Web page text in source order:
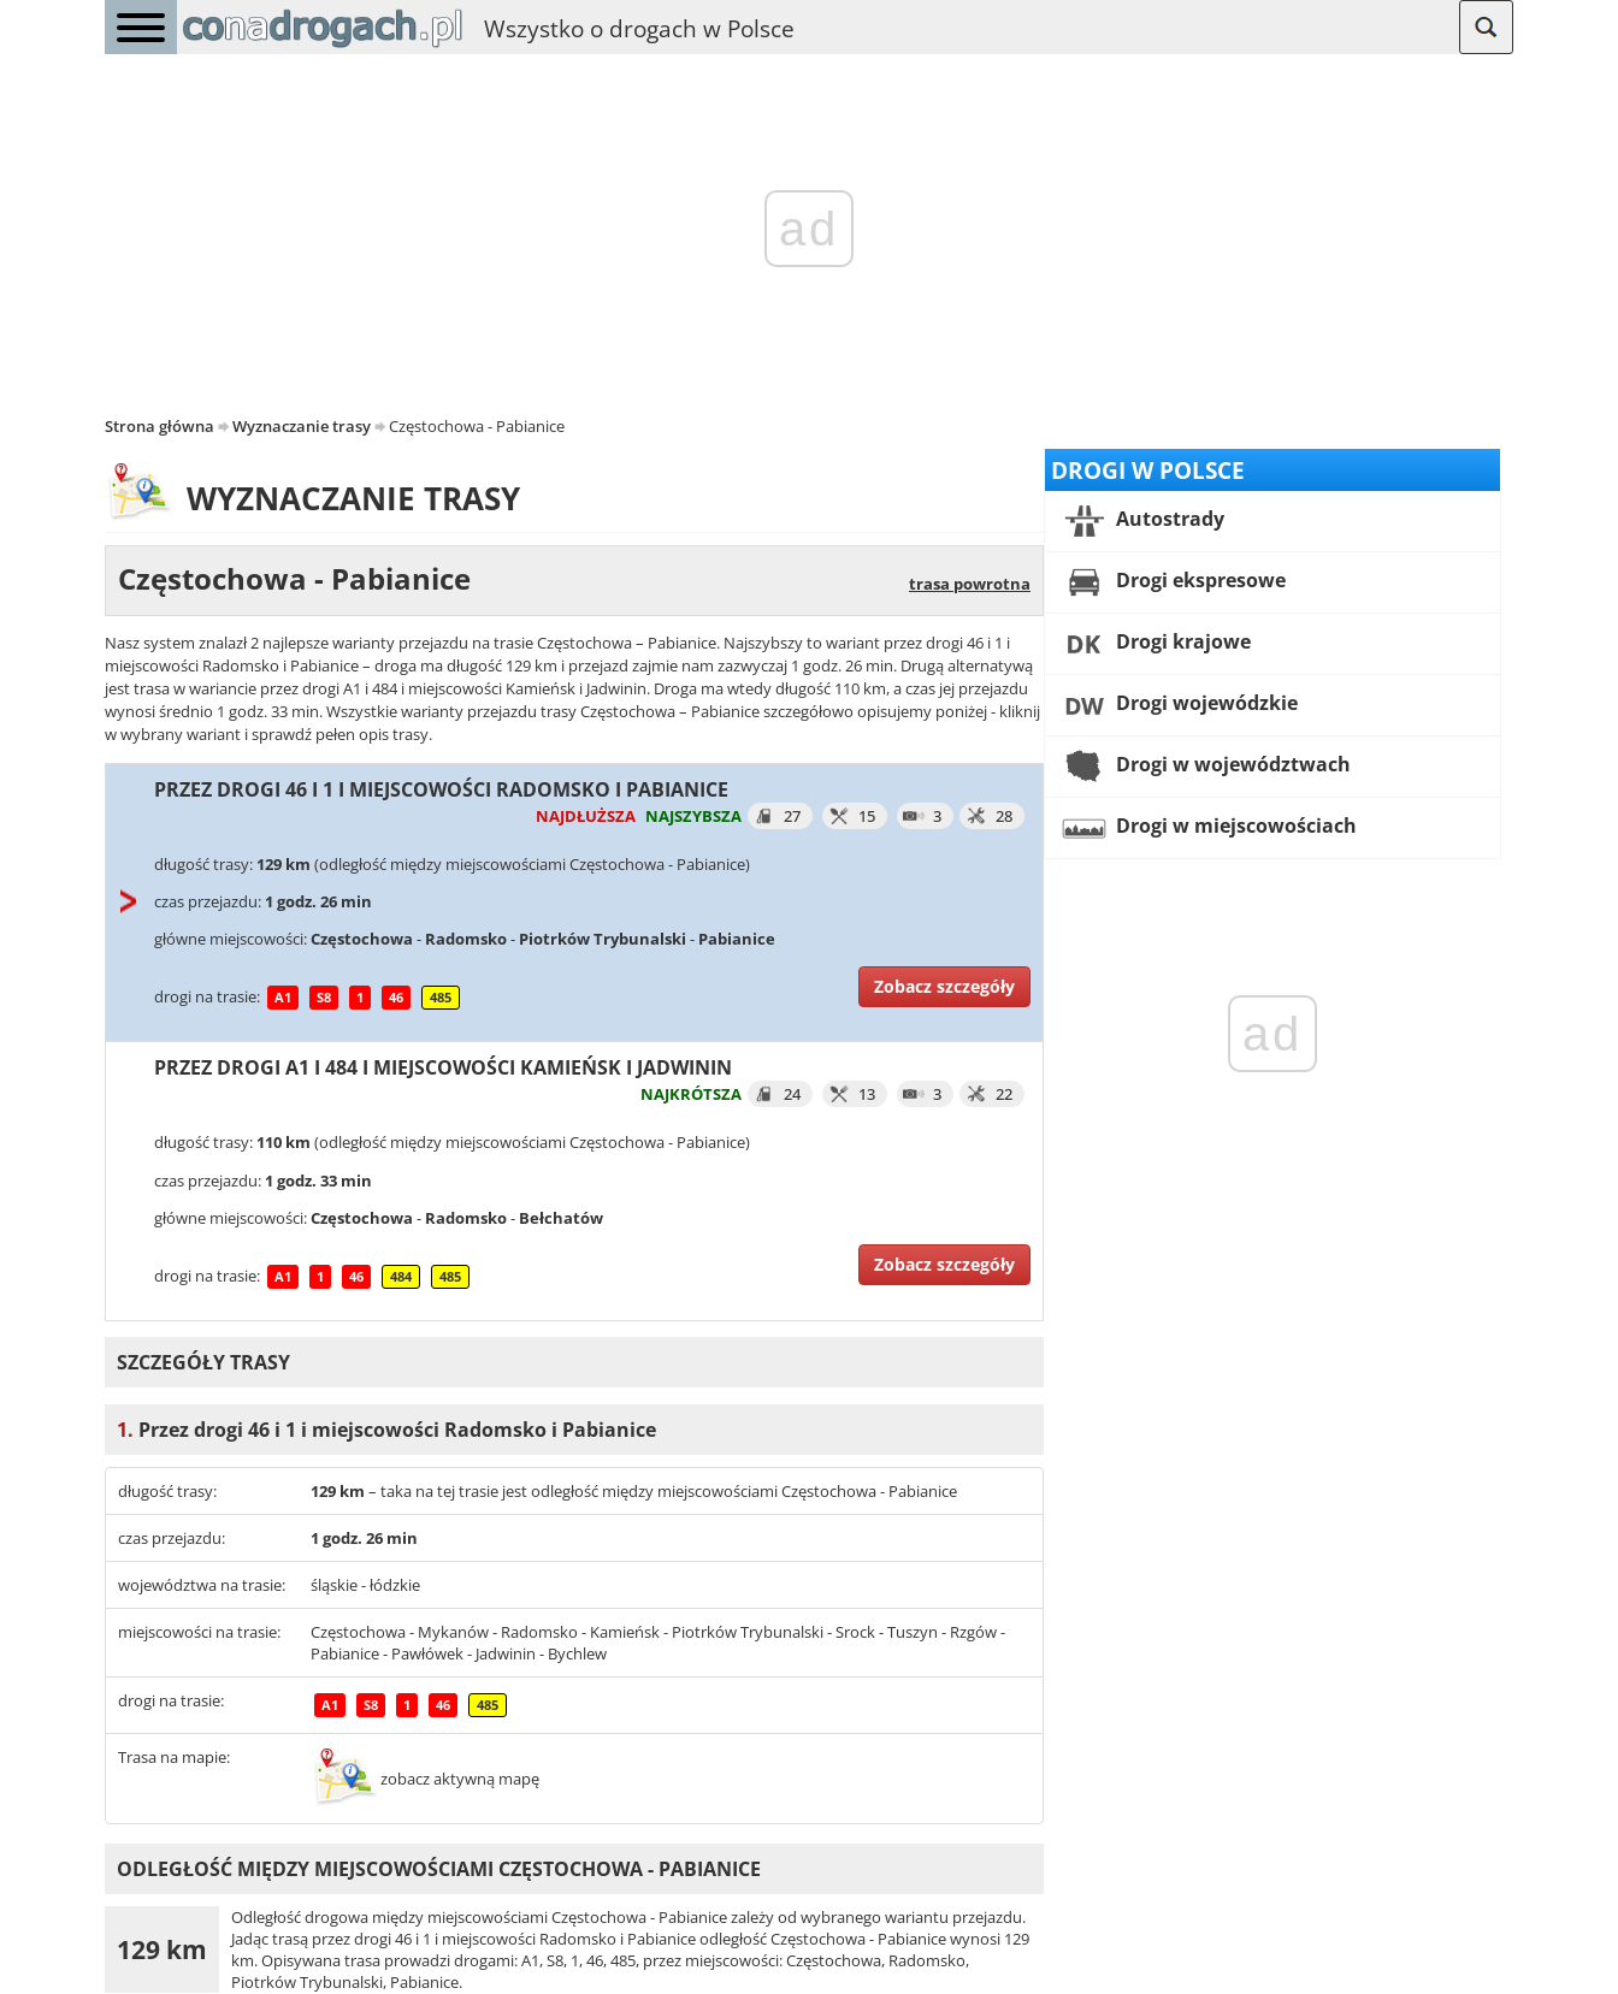
Wszystko o drogach w Polsce
ad
Strona główna Wyznaczanie trasy Częstochowa - Pabianice
WYZNACZANIE TRASY
Częstochowa - Pabianice trasa powrotna
Nasz system znalazł 2 najlepsze warianty przejazdu na trasie Częstochowa – Pabianice. Najszybszy to wariant przez drogi 46 i 1 i
miejscowości Radomsko i Pabianice – droga ma długość 129 km i przejazd zajmie nam zazwyczaj 1 godz. 26 min. Drugą alternatywą
jest trasa w wariancie przez drogi A1 i 484 i miejscowości Kamieńsk i Jadwinin. Droga ma wtedy długość 110 km, a czas jej przejazdu
wynosi średnio 1 godz. 33 min. Wszystkie warianty przejazdu trasy Częstochowa – Pabianice szczegółowo opisujemy poniżej - kliknij
w wybrany wariant i sprawdź pełen opis trasy.
PRZEZ DROGI 46 I 1 I MIEJSCOWOŚCI RADOMSKO I PABIANICE
NAJDŁUŻSZA NAJSZYBSZA 27 15 3 28
długość trasy: 129 km (odległość między miejscowościami Częstochowa - Pabianice)
czas przejazdu: 1 godz. 26 min
główne miejscowości:Częstochowa - Radomsko- Piotrków Trybunalski - Pabianice
drogi na trasie: A1 S8 1 46 485
Zobacz szczegóły
PRZEZ DROGI A1 I 484 I MIEJSCOWOŚCI KAMIEŃSK I JADWININ
NAJKRÓTSZA 24 13 3 22
długość trasy: 110 km (odległość między miejscowościami Częstochowa - Pabianice)
czas przejazdu: 1 godz. 33 min
główne miejscowości:Częstochowa - Radomsko- Bełchatów
drogi na trasie: A1 1 46 484 485
Zobacz szczegóły
SZCZEGÓŁY TRASY
1. Przez drogi 46 i 1 i miejscowości Radomsko i Pabianice
długość trasy: 129 km – taka na tej trasie jest odległość między miejscowościami Częstochowa - Pabianice
czas przejazdu: 1 godz. 26 min
województwa na trasie: śląskie - łódzkie
miejscowości na trasie:
Częstochowa - Mykanów - Radomsko - Kamieńsk - Piotrków Trybunalski - Srock - Tuszyn - Rzgów -
Pabianice - Pawłówek - Jadwinin - Bychlew
drogi na trasie: A1 S8 1 46 485
Trasa na mapie:
zobacz aktywną mapę
ODLEGŁOŚĆ MIĘDZY MIEJSCOWOŚCIAMI CZĘSTOCHOWA - PABIANICE
129 km
Odległość drogowa między miejscowościami Częstochowa - Pabianice zależy od wybranego wariantu przejazdu.
Jadąc trasą przez drogi 46 i 1 i miejscowości Radomsko i Pabianice odległość Częstochowa - Pabianice wynosi 129
km. Opisywana trasa prowadzi drogami: A1, S8, 1, 46, 485, przez miejscowości: Częstochowa, Radomsko,
Piotrków Trybunalski, Pabianice.
DROGI W POLSCE
Autostrady
Drogi ekspresowe
Drogi krajowe
Drogi wojewódzkie
Drogi w województwach
Drogi w miejscowościach
ad